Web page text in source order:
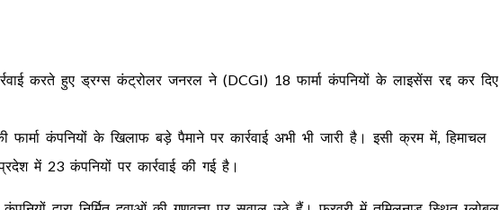
करते हुए ड्रग्स कंट्रोलर जनरल ने (DCGI) 18 फार्मा कंपनियों के लाइसेंस रद्द कर दिए
कंपनियों के खिलाफ बड़े पैमाने पर कार्रवाई अभी भी जारी है। इसी क्रम में, हिमाचल
में 23 कंपनियों पर कार्रवाई की गई है।